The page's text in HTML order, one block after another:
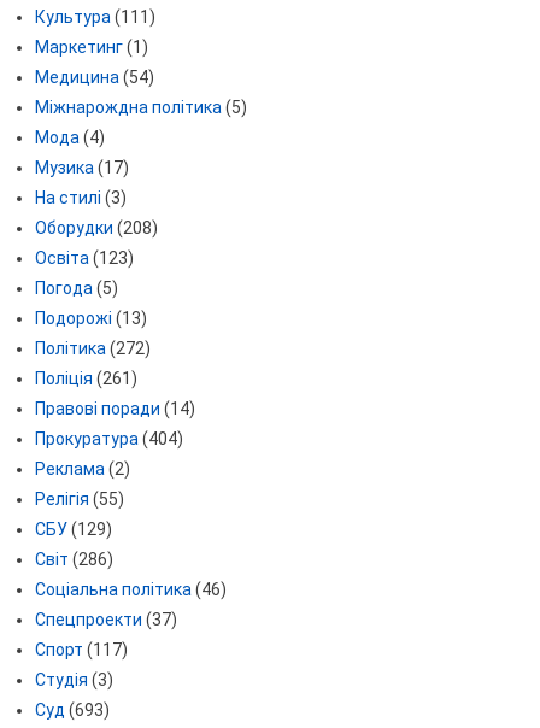
Культура (111)
Маркетинг(1)
Медицина (54)
Міжнарождна політика (5)
Мода (4)
Музика (17)
На стилі (3)
Оборудки (208)
Освіта (123)
Погода (5)
Подорожі (13)
Політика (272)
Поліція (261)
Правові поради (14)
Прокуратура (404)
Реклама (2)
Релігія (55)
СБУ(129)
Світ (286)
Соціальна політика (46)
Спецпроекти (37)
Спорт (117)
Студія (3)
Суд (693)